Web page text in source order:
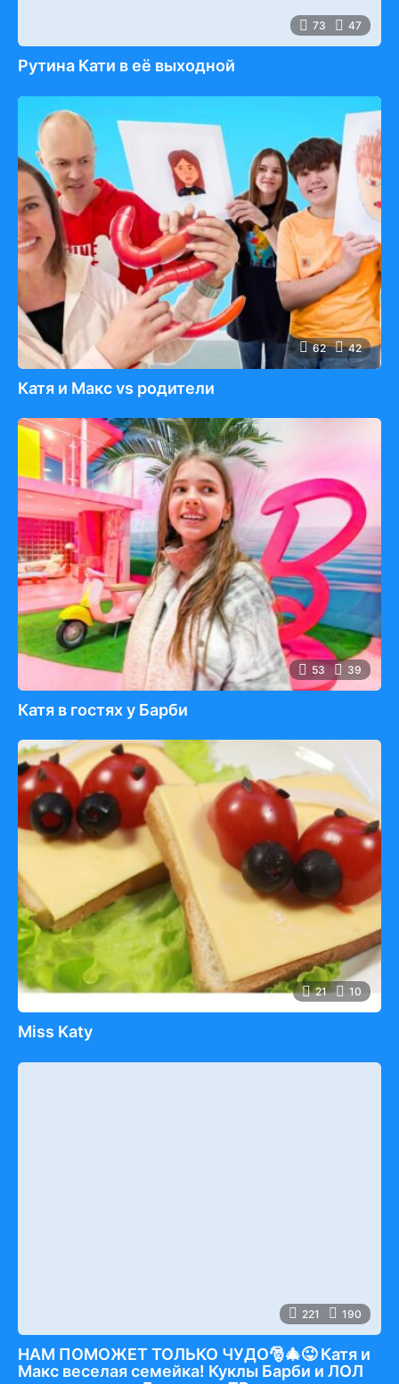
73 47
Рутина Кати в её выходной
62 42
Катя и Макс vs родители
53 39
Катя в гостях у Барби
21 10
Miss Katy
221 190
НАМ ПОМОЖЕТ ТОЛЬКО ЧУДО🎅🎄😜 Катя и
Макс веселая семейка! Куклы Барби и ЛОЛ